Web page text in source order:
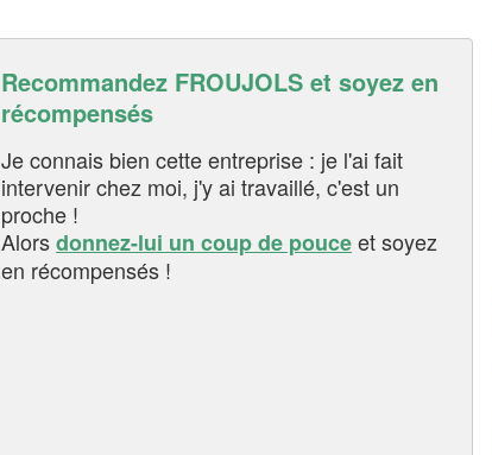
Recommandez FROUJOLS et soyez en
récompensés
Je connais bien cette entreprise : je l'ai fait
intervenir chez moi, j'y ai travaillé, c'est un
proche !
Alorsdonnez-lui un coup de pouceet soyez
en récompensés !